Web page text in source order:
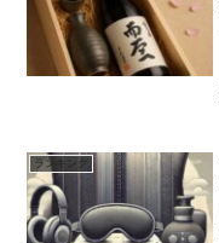
ランキング